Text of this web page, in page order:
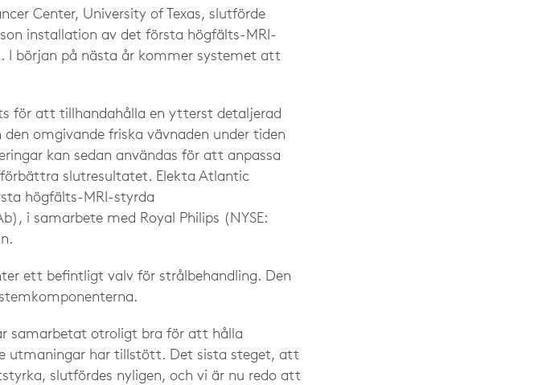
Center, University of Texas, slutförde
installation av det första högfälts-MRI-
I början på nästa år kommer systemet att
för att tillhandahålla en ytterst detaljerad
omgivande friska vävnaden under tiden
kan sedan användas för att anpassa
slutresultatet. Elekta Atlantic
högfälts-MRI-styrda
i samarbete med Royal Philips (NYSE:
ett befintligt valv för strålbehandling. Den
samarbetat otroligt bra för att hålla
utmaningar har tillstött. Det sista steget, att
slutfördes nyligen, och vi är nu redo att